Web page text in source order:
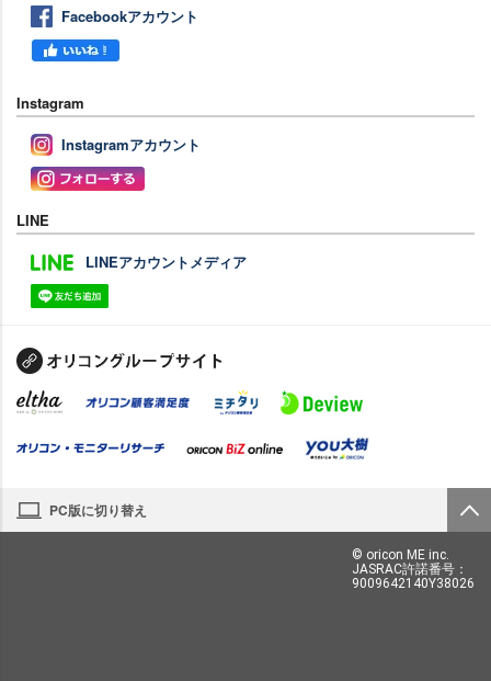
Facebookアカウント
Instagram
Instagramアカウント
LINE
LINEアカウントメディア
PC版に切り替え
© oricon ME inc.
JASRAC許諾番号：
9009642140Y38026